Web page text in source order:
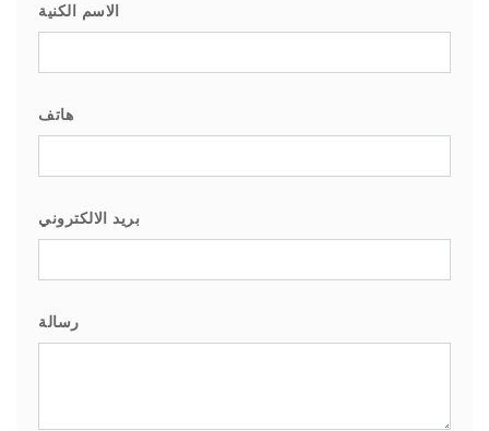
الاسم الكنية
هاتف
بريد الالكتروني
رسالة